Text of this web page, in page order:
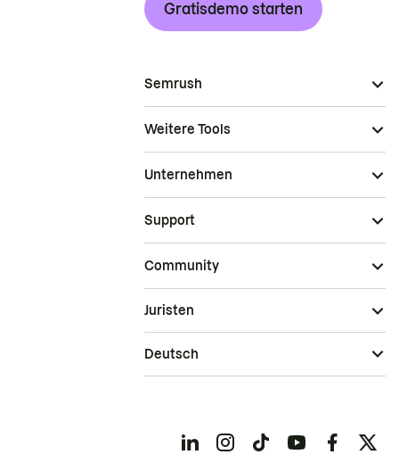
Gratisdemo starten
Semrush
Weitere Tools
Unternehmen
Support
Community
Juristen
Deutsch